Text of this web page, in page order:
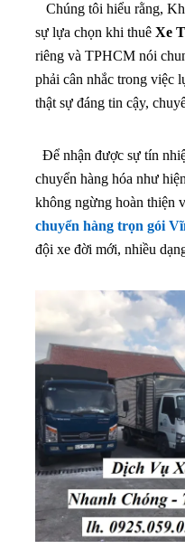
Chúng tôi hiểu rằng,
sự lựa chọn khi thuê Xe
riêng và TPHCM nói
phải cân nhắc trong việc
thật sự đáng tin cậy,
Để nhận được sự tín
chuyển hàng hóa như
không ngừng hoàn thiện
chuyển hàng trọn gói
đội xe đời mới, nhiều